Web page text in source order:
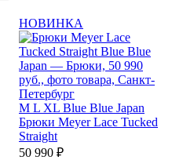
НОВИНКА
M L XL Blue Blue Japan
Брюки Meyer Lace Tucked
Straight
50 990 ₽